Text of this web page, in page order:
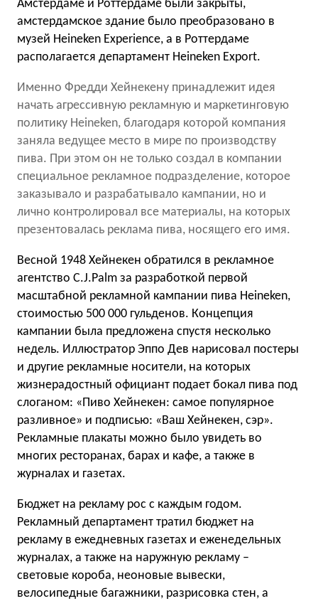
Амстердаме и Роттердаме были закрыты,
амстердамское здание было преобразовано в
музей Heineken Experience, а в Роттердаме
располагается департамент Heineken Export.
Именно Фредди Хейнекену принадлежит идея
начать агрессивную рекламную и маркетинговую
политику Heineken, благодаря которой компания
заняла ведущее место в мире по производству
пива. При этом он не только создал в компании
специальное рекламное подразделение, которое
заказывало и разрабатывало кампании, но и
лично контролировал все материалы, на которых
презентовалась реклама пива, носящего его имя.
Весной 1948 Хейнекен обратился в рекламное
агентство C.J.Palm за разработкой первой
масштабной рекламной кампании пива Heineken,
стоимостью 500 000 гульденов. Концепция
кампании была предложена спустя несколько
недель. Иллюстратор Эппо Дев нарисовал постеры
и другие рекламные носители, на которых
жизнерадостный официант подает бокал пива под
слоганом: «Пиво Хейнекен: самое популярное
разливное» и подписью: «Ваш Хейнекен, сэр».
Рекламные плакаты можно было увидеть во
многих ресторанах, барах и кафе, а также в
журналах и газетах.
Бюджет на рекламу рос с каждым годом.
Рекламный департамент тратил бюджет на
рекламу в ежедневных газетах и еженедельных
журналах, а также на наружную рекламу –
световые короба, неоновые вывески,
велосипедные багажники, разрисовка стен, а